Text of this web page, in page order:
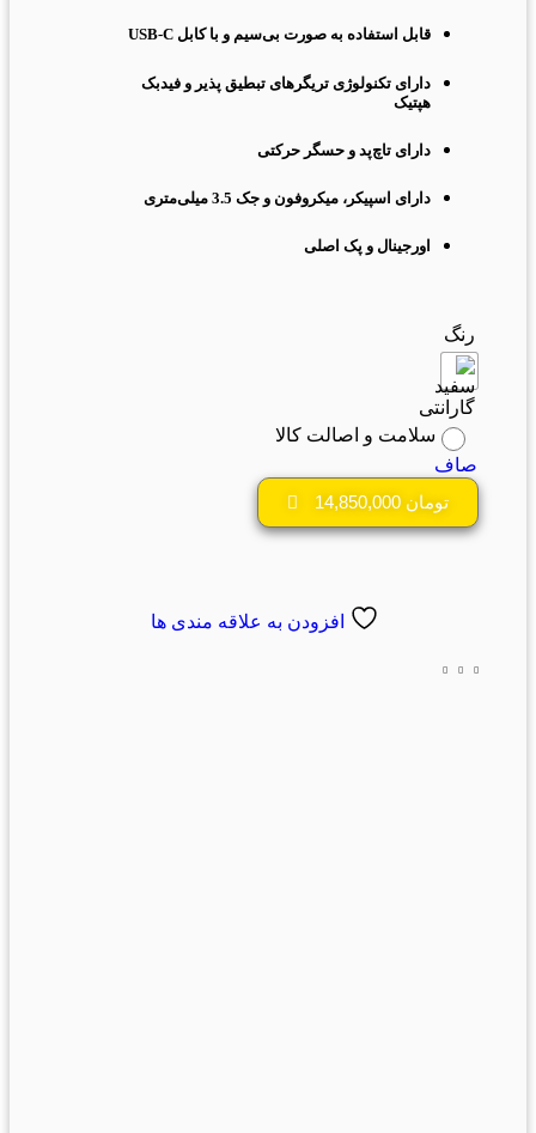
قابل استفاده به صورت بی‌سیم و با کابل USB-C
دارای تکنولوژی تریگرهای تبطیق پذیر و فیدبک
هپتیک
دارای تاچ‌پد و حسگر حرکتی
دارای اسپیکر، میکروفون و جک 3.5 میلی‌متری
اورجینال و پک اصلی
رنگ
گارانتی
سلامت و اصالت کالا
صاف
تومان
افزودن به علاقه مندی ها